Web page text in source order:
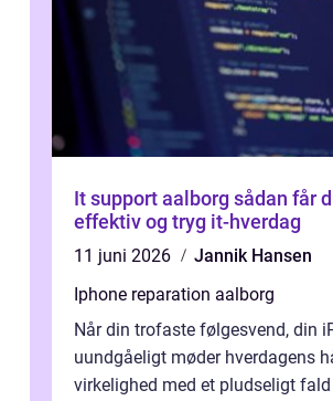
It support aalborg sådan får du en
effektiv og tryg it-hverdag
11 juni 2026
Jannik Hansen
Iphone reparation aalborg
Når din trofaste følgesvend, din
uundgåeligt møder hverdagens
virkelighed med et pludseligt fald